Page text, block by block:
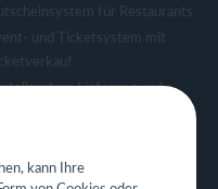
für Restaurants
und Ticketsystem mit
Lieferung und
App für Restaurant
kann Ihre